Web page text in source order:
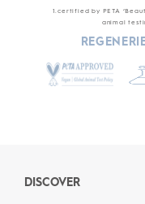
1.certified by PETA
animal
DISCOVER